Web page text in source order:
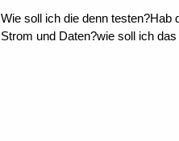
Wie soll ich die denn testen?Hab
Strom und Daten?wie soll ich